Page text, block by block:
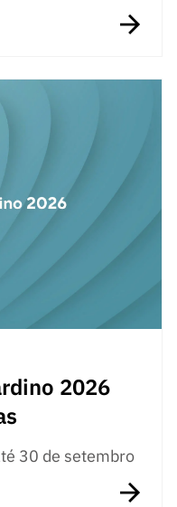
2026
30 de setembro